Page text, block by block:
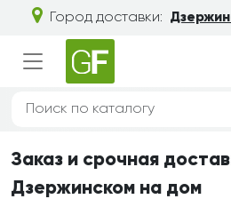
Город доставки:
Заказ и срочная
Дзержинском на дом